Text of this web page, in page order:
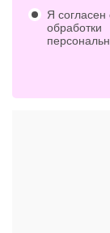
Я согласен
обработки